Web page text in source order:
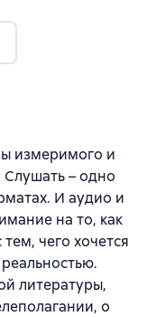
измеримого и
Слушать – одно
И аудио и
на то, как
чего хочется
литературы,
о